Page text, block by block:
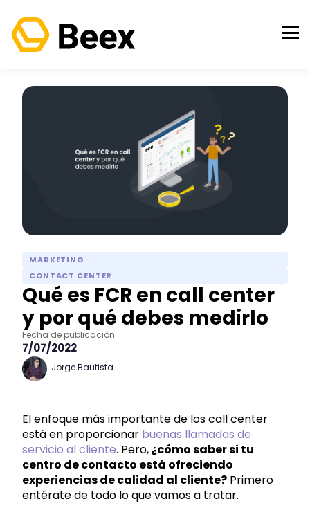
MARKETING
CONTACT CENTER
Qué es FCR en call center
y por qué debes medirlo
Fecha de publicación
7/07/2022
Jorge Bautista
El enfoque más importante de los call center
está en proporcionar buenas llamadas de
servicio al cliente. Pero,¿cómo saber si tu
centro de contacto está ofreciendo
experiencias de calidad al cliente? Primero
entérate de todo lo que vamos a tratar.